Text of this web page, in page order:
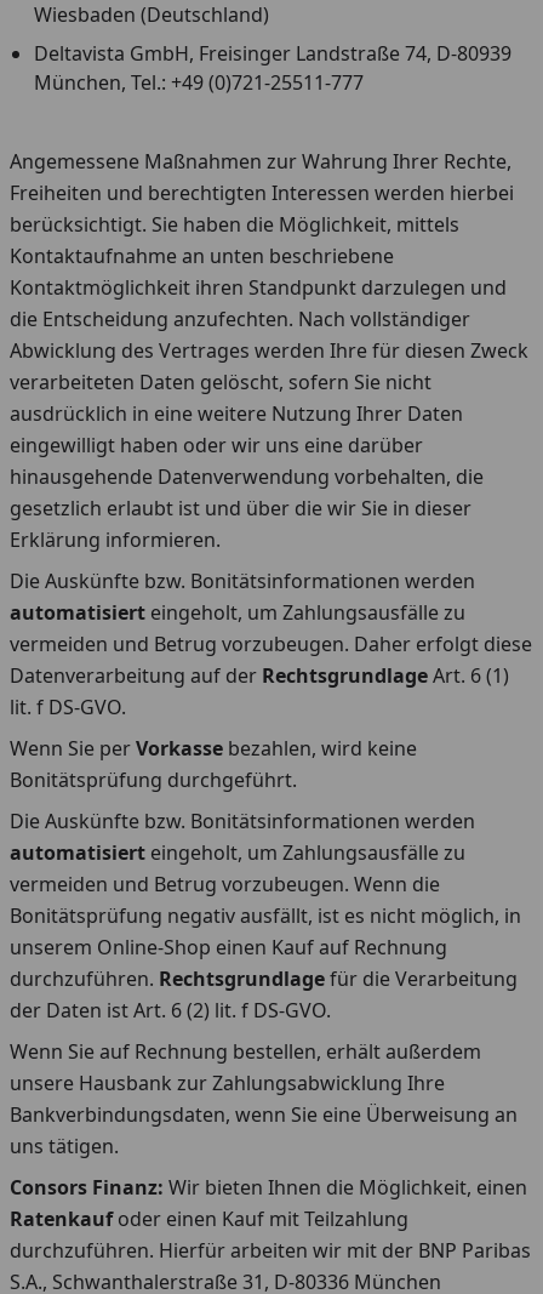
Wiesbaden (Deutschland)
Deltavista GmbH, Freisinger Landstraße 74, D-80939
München, Tel.: +49 (0)721-25511-777
Angemessene Maßnahmen zur Wahrung Ihrer Rechte,
Freiheiten und berechtigten Interessen werden hierbei
berücksichtigt. Sie haben die Möglichkeit, mittels
Kontaktaufnahme an unten beschriebene
Kontaktmöglichkeit ihren Standpunkt darzulegen und
die Entscheidung anzufechten. Nach vollständiger
Abwicklung des Vertrages werden Ihre für diesen Zweck
verarbeiteten Daten gelöscht, sofern Sie nicht
ausdrücklich in eine weitere Nutzung Ihrer Daten
eingewilligt haben oder wir uns eine darüber
hinausgehende Datenverwendung vorbehalten, die
gesetzlich erlaubt ist und über die wir Sie in dieser
Erklärung informieren.
Die Auskünfte bzw. Bonitätsinformationen werden
automatisiert eingeholt, um Zahlungsausfälle zu
vermeiden und Betrug vorzubeugen. Daher erfolgt diese
Datenverarbeitung auf der RechtsgrundlageArt. 6 (1)
lit. f DS-GVO.
Wenn Sie perVorkasse bezahlen, wird keine
Bonitätsprüfung durchgeführt.
Die Auskünfte bzw. Bonitätsinformationen werden
automatisiert eingeholt, um Zahlungsausfälle zu
vermeiden und Betrug vorzubeugen. Wenn die
Bonitätsprüfung negativ ausfällt, ist es nicht möglich, in
unserem Online-Shop einen Kauf auf Rechnung
durchzuführen. Rechtsgrundlagefür die Verarbeitung
der Daten ist Art. 6 (2) lit. f DS-GVO.
Wenn Sie auf Rechnung bestellen, erhält außerdem
unsere Hausbank zur Zahlungsabwicklung Ihre
Bankverbindungsdaten, wenn Sie eine Überweisung an
uns tätigen.
Consors Finanz: Wir bieten Ihnen die Möglichkeit, einen
Ratenkaufoder einen Kauf mit Teilzahlung
durchzuführen. Hierfür arbeiten wir mit der BNP Paribas
S.A., Schwanthalerstraße 31, D-80336 München